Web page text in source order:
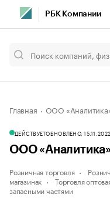
РБК Компании
Главная ООО
ДЕЙСТВУЕТОБНОВЛЕНО, 15.11.2022
ООО «Аналитика»
Розничная торговля
магазинах
Торговля
запасными частями